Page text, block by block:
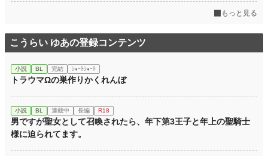
もっと見る
こうらい ゆあの登録コンテンツ
小説 BL 完結 ｼｮｰﾄｼｮｰﾄ
トラウマΩの巣作りかくれんぼ
小説 BL 連載中 長編 R18
男ですが聖女として召喚されたら、年下第3王子と年上の聖騎士
様に迫られてます。